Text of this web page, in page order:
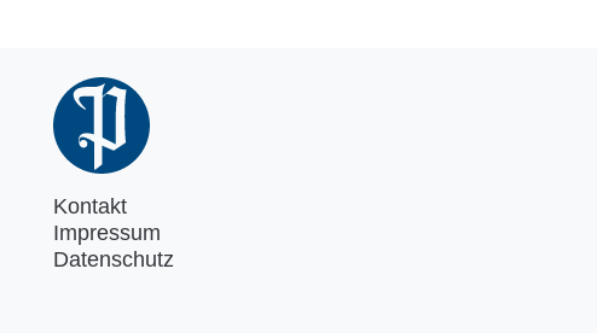
Kontakt
Impressum
Datenschutz